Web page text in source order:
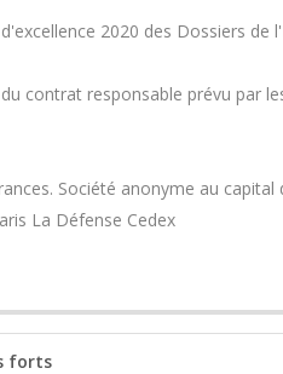
2020 des Dossiers de
contrat responsable prévu par
Société anonyme au capital
La Défense Cedex
forts